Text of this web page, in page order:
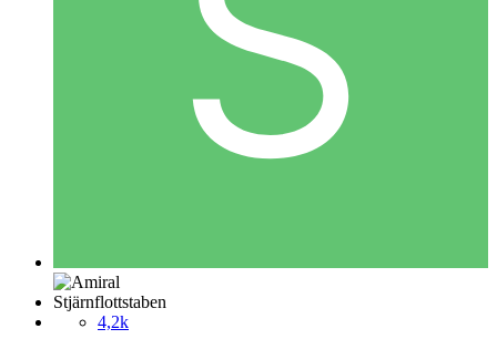
Stjärnflottstaben
4,2k